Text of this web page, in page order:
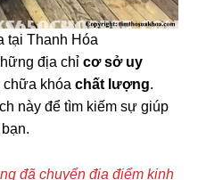
tại Thanh Hóa
địa chỉcơ sở uy
chữa khóachất lượng.
này để tìm kiếm sự giúp
đã chuyển địa điểm kinh